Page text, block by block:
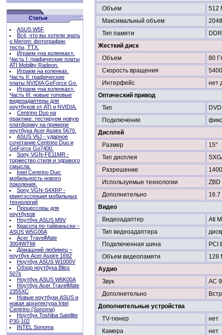
Статьи
ASUS W5F
Всё, что вы хотели знать
о Merom: фотографии,
тесты, ТТХ.
Играем «на коленках».
Часть I: графические платы
ATI Mobility Radeon.
Играем на коленках.
Часть II: графические
платы NVIDIA GeForce Go.
Играем «на коленках».
Часть III: новые топовые
видеоадаптеры для
ноутбуков от ATI и NVIDIA.
Centrino Duo на
практике: тестируем новую
платформу на примере
ноутбука Acer Aspire 5670.
ASUS V6J - ударное
сочетание Centrino Duo и
GeForce Go7400.
Sony VGN-FE11MR -
торжество стиля и здравого
смысла.
Intel Centrino Duo:
мобильность нового
поколения.
Sony VGN-S4XRP -
квинтэссенция мобильных
технологий
Процессоры для
ноутбуков
Ноутбук ASUS M9V
Красота по-тайваньски –
ASUS W5G00A
Acer TravelMate
3004WTMi
Домашний любимец –
ноутбук Acer Aspire 1692
Ноутбук ASUS W1000V
Обзор ноутбука Bliss
507s
Ноутбук ASUS W6K00A
Ноутбук Acer TravelMate
2355XC
Новые ноутбуки ASUS и
новая архитектура Intel
Centrino (Sonoma)
Ноутбук Toshiba Satellite
P30-102
INTEL Sonoma
Объем
512
Максимальный объем
Тип памяти
Жесткий диск
Объем
80
Скорость вращения
Интерфейс
нет
Оптический привод
Тип
Подключение
Дисплей
Размер
15"
Тип дисплея
Разрешение
Используемые технологии
ZBD
Дополнительно
Видео
Видеоадаптер
Ati
Тип видеоадаптера
Подключенная шина
PCI
Объем видеопамяти
128
Аудио
Звук
AC
Дополнительно
Дополнительные устройства
TV-тюнер
нет
Камера
нет